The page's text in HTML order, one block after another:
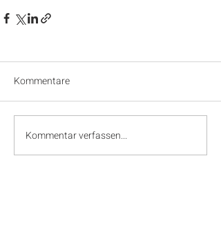
Kommentare
Kommentar verfassen...